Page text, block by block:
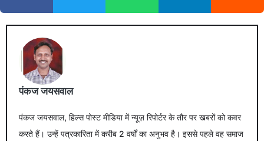
पंकज जयसवाल
पंकज जयसवाल, हिल्स पोस्ट मीडिया में न्यूज़ रिपोर्टर के तौर पर खबरों को कवर
करते हैं। उन्हें पत्रकारिता में करीब 2 वर्षों का अनुभव है। इससे पहले वह समाज